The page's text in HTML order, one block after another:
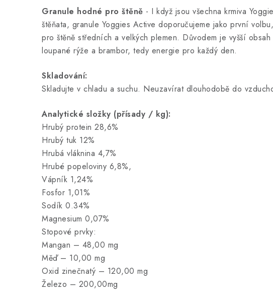
Granule hodné pro štěně - I když jsou všechna krmiva
štěňata, granule Yoggies Active doporučujeme jako první
pro štěně středních a velkých plemen. Důvodem je vyšší
loupané rýže a brambor, tedy energie pro každý den.
Skladování:
Skladujte v chladu a suchu. Neuzavírat dlouhodobě do
Analytické složky (přísady / kg):
Hrubý protein 28,6%
Hrubý tuk 12%
Hrubá vláknina 4,7%
Hrubé popeloviny 6,8%,
Vápník 1,24%
Fosfor 1,01%
Sodík 0.34%
Magnesium 0,07%
Stopové prvky:
Mangan – 48,00 mg
Měď – 10,00 mg
Oxid zinečnatý – 120,00 mg
Železo – 200,00mg